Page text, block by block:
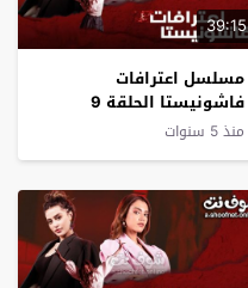
39:15
مسلسل اعترافات
فاشونيستا الحلقة 9
التاسعة
منذ 5 سنوات